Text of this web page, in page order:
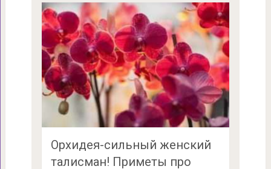
Орхидея-сильный женский
талисман! Приметы про